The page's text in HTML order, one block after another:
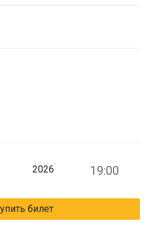
2026 19:00
билет